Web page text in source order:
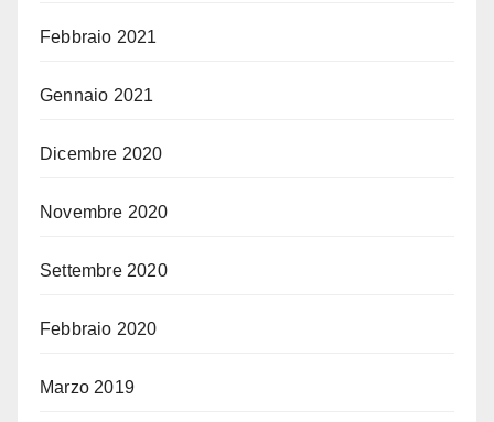
Febbraio 2021
Gennaio 2021
Dicembre 2020
Novembre 2020
Settembre 2020
Febbraio 2020
Marzo 2019